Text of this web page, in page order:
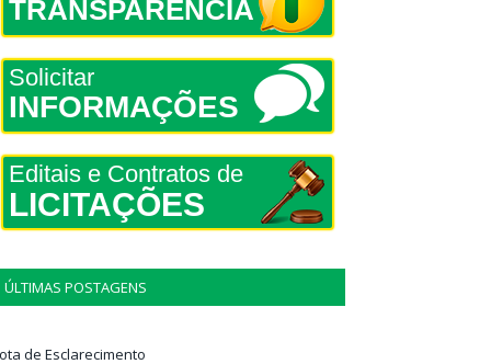
TRANSPARÊNCIA
Solicitar
INFORMAÇÕES
Editais e Contratos de
LICITAÇÕES
ÚLTIMAS POSTAGENS
de Esclarecimento